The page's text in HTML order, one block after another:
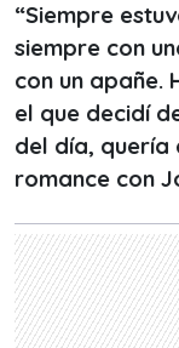
“Siempre
siempre con
con un apañe.
el que decidí
del día, quería
romance con